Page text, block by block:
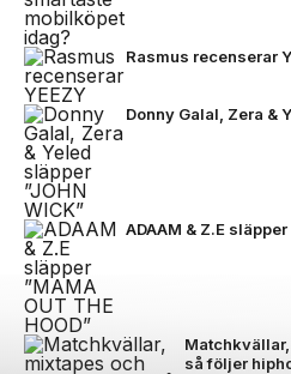
Rasmus recenserar
Donny Galal, Zera &
ADAAM & Z.E
så följer